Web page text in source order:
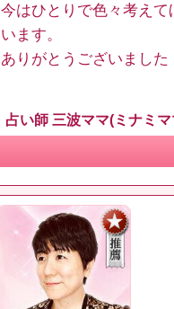
今はひとりで色々考え
います。
ありがとうございました
占い師 三波ママ(ミナミ